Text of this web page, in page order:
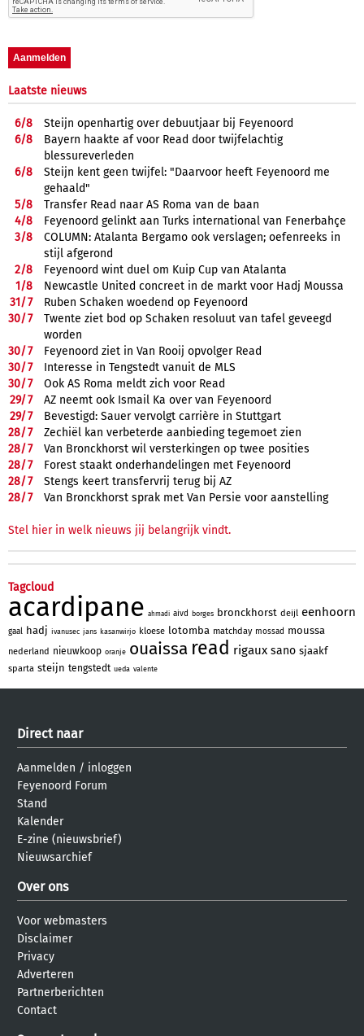
Laatste nieuws
6/8
Steijn openhartig over debuutjaar bij Feyenoord
6/8
Bayern haakte af voor Read door twijfelachtig
blessureverleden
6/8
Steijn kent geen twijfel: "Daarvoor heeft Feyenoord me
gehaald"
5/8
Transfer Read naar AS Roma van de baan
4/8
Feyenoord gelinkt aan Turks international van Fenerbahçe
3/8
COLUMN: Atalanta Bergamo ook verslagen; oefenreeks in
stijl afgerond
2/8
Feyenoord wint duel om Kuip Cup van Atalanta
1/8
Newcastle United concreet in de markt voor Hadj Moussa
31/7
Ruben Schaken woedend op Feyenoord
30/7
Twente ziet bod op Schaken resoluut van tafel geveegd
worden
30/7
Feyenoord ziet in Van Rooij opvolger Read
30/7
Interesse in Tengstedt vanuit de MLS
30/7
Ook AS Roma meldt zich voor Read
29/7
AZ neemt ook Ismail Ka over van Feyenoord
29/7
Bevestigd: Sauer vervolgt carrière in Stuttgart
28/7
Zechiël kan verbeterde aanbieding tegemoet zien
28/7
Van Bronckhorst wil versterkingen op twee posities
28/7
Forest staakt onderhandelingen met Feyenoord
28/7
Stengs keert transfervrij terug bij AZ
28/7 Van Bronckhorst sprak met Van Persie voor aanstelling
Stel hier in welk nieuws jij belangrijk vindt.
Tagcloud
acardipane ahmadi aivd borges bronckhorst deijl eenhoorn
gaal hadj ivanusec jans kasanwirjo kloese lotomba matchday mossad moussa
nederland nieuwkoop oranje ouaissa read rigaux sano sjaakf
sparta steijn tengstedt ueda valente
Direct naar
Aanmelden / inloggen
Feyenoord Forum
Stand
Kalender
E-zine (nieuwsbrief)
Nieuwsarchief
Over ons
Voor webmasters
Disclaimer
Privacy
Adverteren
Partnerberichten
Contact